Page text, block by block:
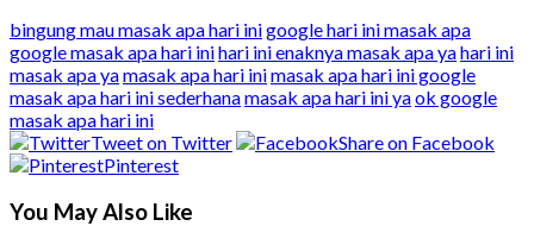
bingung mau masak apa hari inigoogle hari ini masak apa
google masak apa hari inihari ini enaknya masak apa yahari ini
masak apa yamasak apa hari inimasak apa hari ini google
masak apa hari ini sederhanamasak apa hari ini yaok google
masak apa hari ini
Tweet on Twitter
Share on Facebook
Pinterest
You May Also Like